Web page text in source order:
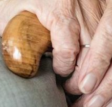
德狂噴盧秀燕施政 10:50
「能量水」下場慘了 10:50
20:31
15:27